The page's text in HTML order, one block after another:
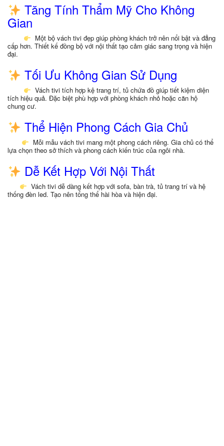
Tăng Tính Thẩm Mỹ Cho Không
Gian
Một bộ vách tivi đẹp giúp phòng khách trở nên nổi bật và đẳng
cấp hơn. Thiết kế đồng bộ với nội thất tạo cảm giác sang trọng và hiện
đại.
Tối Ưu Không Gian Sử Dụng
Vách tivi tích hợp kệ trang trí, tủ chứa đồ giúp tiết kiệm diện
tích hiệu quả. Đặc biệt phù hợp với phòng khách nhỏ hoặc căn hộ
chung cư.
Thể Hiện Phong Cách Gia Chủ
Mỗi mẫu vách tivi mang một phong cách riêng. Gia chủ có thể
lựa chọn theo sở thích và phong cách kiến trúc của ngôi nhà.
Dễ Kết Hợp Với Nội Thất
Vách tivi dễ dàng kết hợp với sofa, bàn trà, tủ trang trí và hệ
thống đèn led. Tạo nên tổng thể hài hòa và hiện đại.